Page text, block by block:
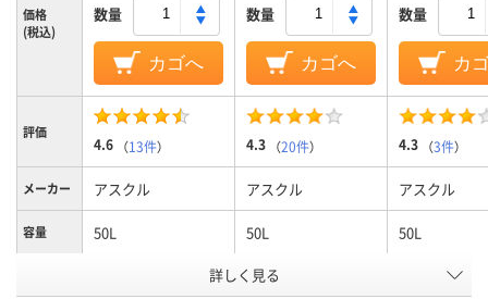
価格
(税込)
数量
カゴへ
数量
カゴへ
数量
カ
評価
4.6 （13件） 4.3 （20件） 4.3 （3件）
メーカー アスクル アスクル アスクル
容量 50L 50L 50L
ループ
ブルー系 ホワイト系
詳しく見る